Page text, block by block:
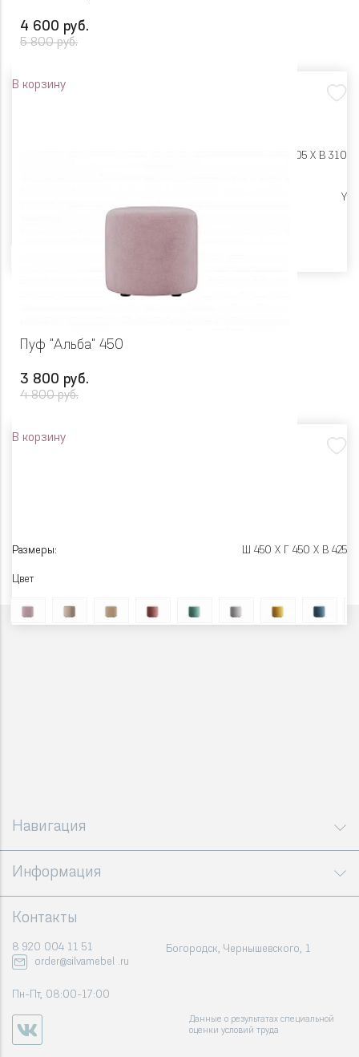
4 600 руб.
5 800 руб.
В корзину
Ш 605 X Г 405 X В 310
Y
Пуф "Альба" 450
3 800 руб.
4 800 руб.
В корзину
Размеры: Ш 450 X Г 450 X В 425
Цвет
Навигация
Информация
Контакты
8 920 004 11 51
order@silvamebel .ru
Пн-Пт, 08:00-17:00
Богородск, Чернышевского, 1
Данные о результатах специальной
оценки условий труда